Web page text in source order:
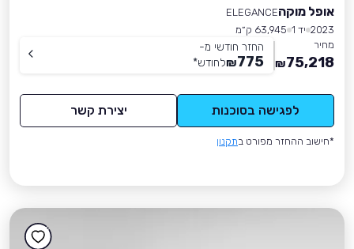
אופל מוקהELEGANCE
2023 יד 1
63,945 ק״מ
מחיר
75,218
₪
החזר חודשי מ-
775
₪לחודש*
לפגישה בסוכנות יצירת קשר
*חישוב ההחזר מפורט בתקנון